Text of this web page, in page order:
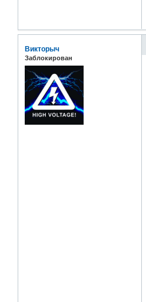
Викторыч
Заблокирован